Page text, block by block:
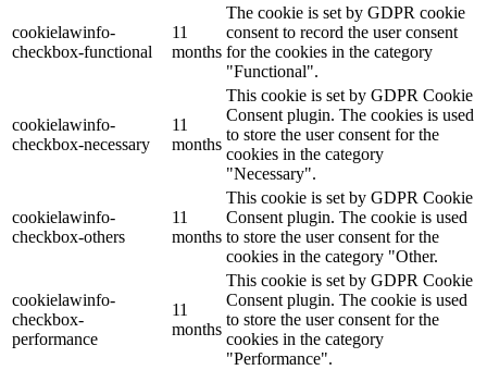
cookielawinfo-
checkbox-functional
11
months
The cookie is set by GDPR cookie
consent to record the user consent
for the cookies in the category
"Functional".
cookielawinfo-
checkbox-necessary
11
months
This cookie is set by GDPR Cookie
Consent plugin. The cookies is used
to store the user consent for the
cookies in the category
"Necessary".
cookielawinfo-
checkbox-others
11
months
This cookie is set by GDPR Cookie
Consent plugin. The cookie is used
to store the user consent for the
cookies in the category "Other.
cookielawinfo-
checkbox-
performance
11
months
This cookie is set by GDPR Cookie
Consent plugin. The cookie is used
to store the user consent for the
cookies in the category
"Performance".